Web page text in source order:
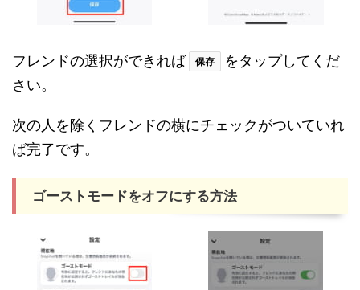
フレンドの選択ができれば 保存
をタップしてくだ
さい。
次の人を除くフレンドの横にチェックがついていれ
ば完了です。
ゴーストモードをオフにする方法